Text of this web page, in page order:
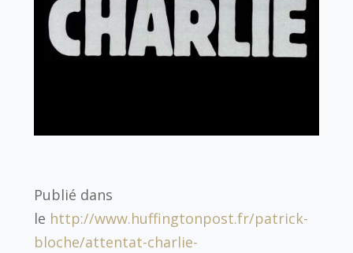
Publié dans
le http://www.huffingtonpost.fr/patrick-
bloche/attentat-charlie-